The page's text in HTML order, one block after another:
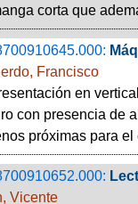
corta que
Francisco
en
con presencia de
próximas para el
Vicente